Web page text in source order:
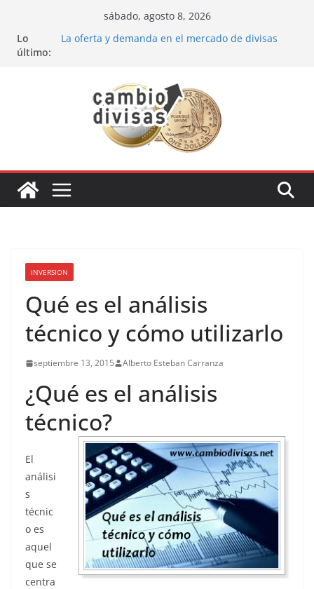
contenido
sábado, agosto 8, 2026
Lo
último:
La oferta y demanda en el mercado de divisas
Oportunidades de inversión en el sector petrolero
en 2024
Los bancos más recomendados para invertir en
Estrategia de los soldados Forex
INVERSION
Qué es el análisis
técnico y cómo utilizarlo
septiembre 13, 2015 Alberto Esteban Carranza
¿Qué es el análisis
técnico?
El
análisi
s
técnic
o es
aquel
que se
centra